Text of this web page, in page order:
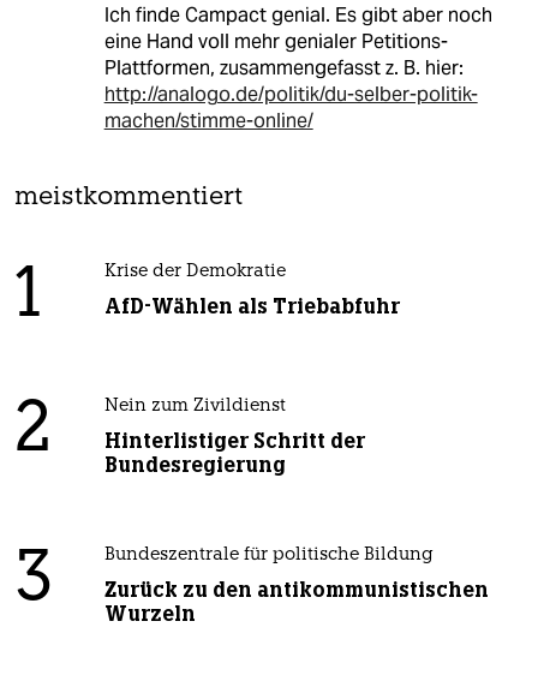
Ich finde Campact genial. Es gibt aber noch
eine Hand voll mehr genialer Petitions-
Plattformen, zusammengefasst z. B. hier:
http://analogo.de/politik/du-selber-politik-
machen/stimme-online/
meistkommentiert
1 Krise der Demokratie
AfD-Wählen als Triebabfuhr
2 Nein zum Zivildienst
Hinterlistiger Schritt der
Bundesregierung
3 Bundeszentrale für politische Bildung
Zurück zu den antikommunistischen
Wurzeln